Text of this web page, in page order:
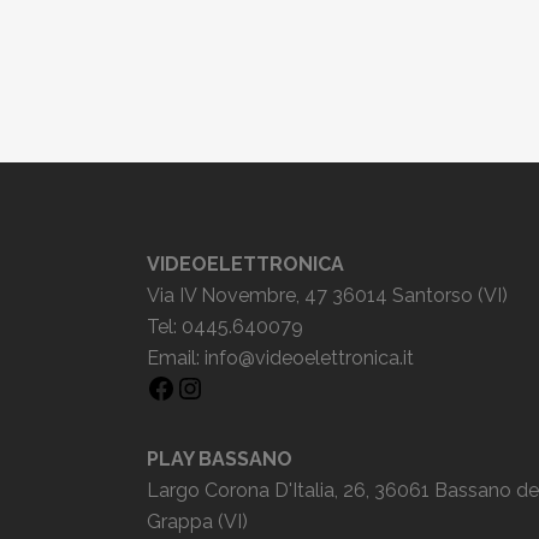
VIDEOELETTRONICA
Via IV Novembre, 47 36014 Santorso (VI)
Tel: 0445.640079
Email: info@videoelettronica.it
PLAY BASSANO
Largo Corona D'Italia, 26, 36061 Bassano
Grappa (VI)